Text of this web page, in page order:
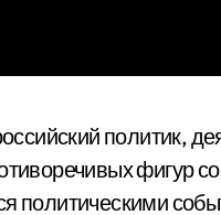
политик,
фигур
политическими